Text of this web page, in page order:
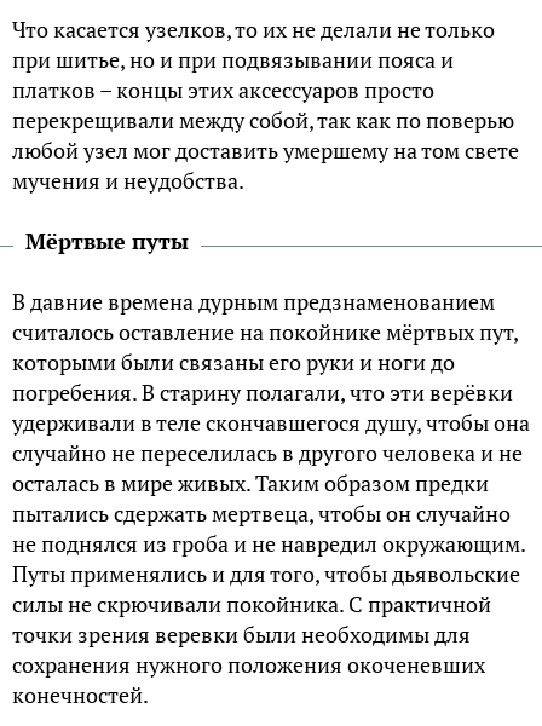
Что касается узелков, то их не делали не только
при шитье, но и при подвязывании пояса и
платков – концы этих аксессуаров просто
перекрещивали между собой, так как по поверью
любой узел мог доставить умершему на том свете
мучения и неудобства.
Мёртвые путы
В давние времена дурным предзнаменованием
считалось оставление на покойнике мёртвых пут,
которыми были связаны его руки и ноги до
погребения. В старину полагали, что эти верёвки
удерживали в теле скончавшегося душу, чтобы она
случайно не переселилась в другого человека и не
осталась в мире живых. Таким образом предки
пытались сдержать мертвеца, чтобы он случайно
не поднялся из гроба и не навредил окружающим.
Путы применялись и для того, чтобы дьявольские
силы не скрючивали покойника. С практичной
точки зрения веревки были необходимы для
сохранения нужного положения окоченевших
конечностей.